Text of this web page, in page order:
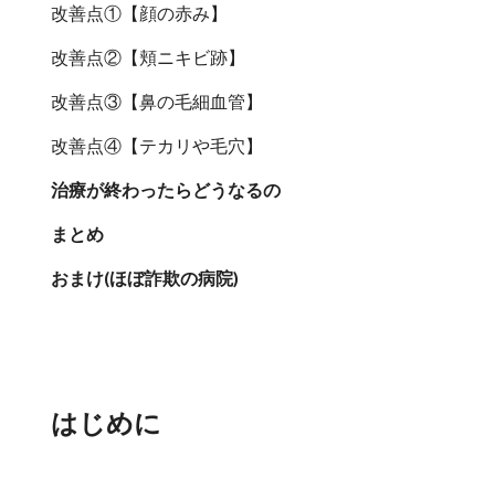
改善点①【顔の赤み】
改善点②【頬ニキビ跡】
改善点③【鼻の毛細血管】
改善点④【テカリや毛穴】
治療が終わったらどうなるの
まとめ
おまけ(ほぼ詐欺の病院)
はじめに